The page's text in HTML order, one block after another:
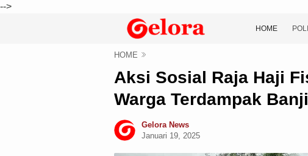
-->
HOME
HOME
Aksi Sosial Raja Haji
Warga Terdampak
Gelora News
Januari 19, 2025